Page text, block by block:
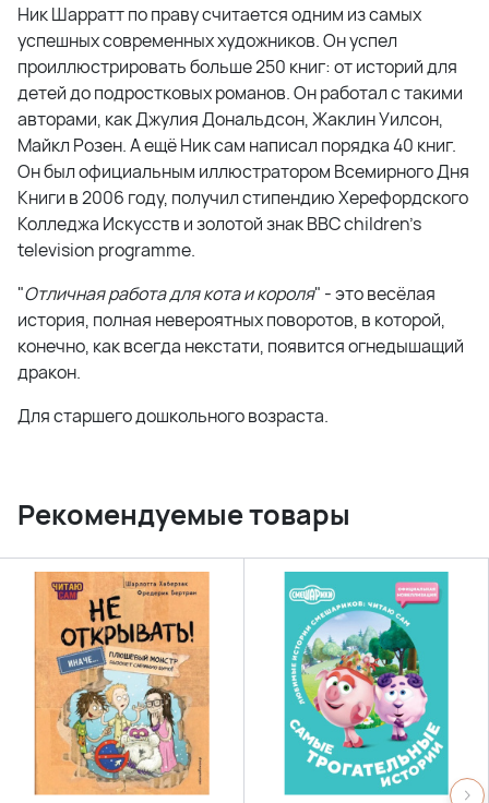
Ник Шарратт по праву считается одним из самых
успешных современных художников. Он успел
проиллюстрировать больше 250 книг: от историй для
детей до подростковых романов. Он работал с такими
авторами, как Джулия Дональдсон, Жаклин Уилсон,
Майкл Розен. А ещё Ник сам написал порядка 40 книг.
Он был официальным иллюстратором Всемирного Дня
Книги в 2006 году, получил стипендию Херефордского
Колледжа Искусств и золотой знак BBC children's
television programme.
"Отличная работа для кота и короля" - это весёлая
история, полная невероятных поворотов, в которой,
конечно, как всегда некстати, появится огнедышащий
дракон.
Для старшего дошкольного возраста.
Рекомендуемые товары